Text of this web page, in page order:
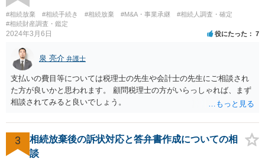
#相続放棄 #相続手続き #相続放棄 #M&A・事業承継
#相続人調査・確定
#相続財産調査・鑑定
2024年3月6日 役にたった 7
泉 亮介 弁護士
支払いの費目等については税理士の先生や会計士の先生にご相談され
た方が良いかと思われます。 顧問税理士の方がいらっしゃれば、まず
相談されてみると良いでしょう。
3
相続放棄後の訴状対応と答弁書作成についての相
談